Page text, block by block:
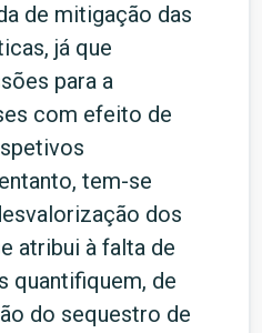
de mitigação das
já que
para a
com efeito de
tem-se
dos
atribui à falta de
quantifiquem, de
do sequestro de